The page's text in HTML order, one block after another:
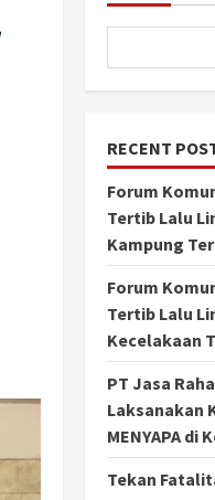
RECENT
Forum
Tertib Lalu
Kampung
Forum
Tertib Lalu
Kecelakaan
PT Jasa
Laksanakan
MENYAPA di
Tekan